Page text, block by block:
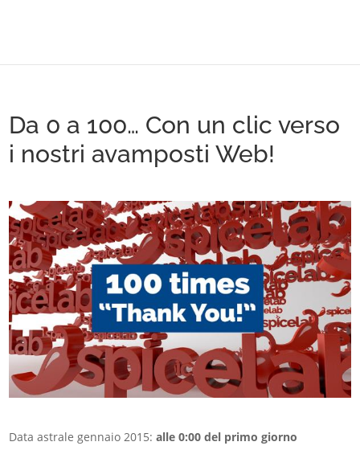
Da 0 a 100… Con un clic verso
i nostri avamposti Web!
Data astrale gennaio 2015:alle 0:00 del primo giorno